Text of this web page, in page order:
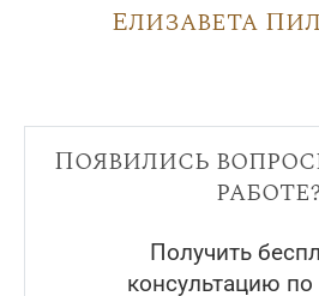
Елизавета
Появились
работе?
Получить
консультацию по